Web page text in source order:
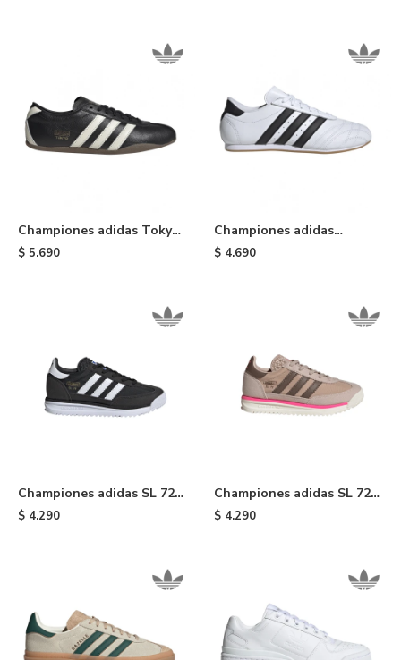
Championes adidas Tokyo
- Black
$ 5.690
Championes adidas
Taekwondo Lace - White
$ 4.690
Championes adidas SL 72
RS de niño - Black
$ 4.290
Championes adidas SL 72
RS de niño - Brown
$ 4.290